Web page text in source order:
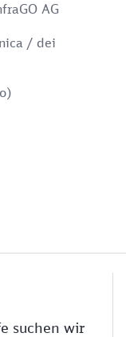
AG
/ dei
suchen wir